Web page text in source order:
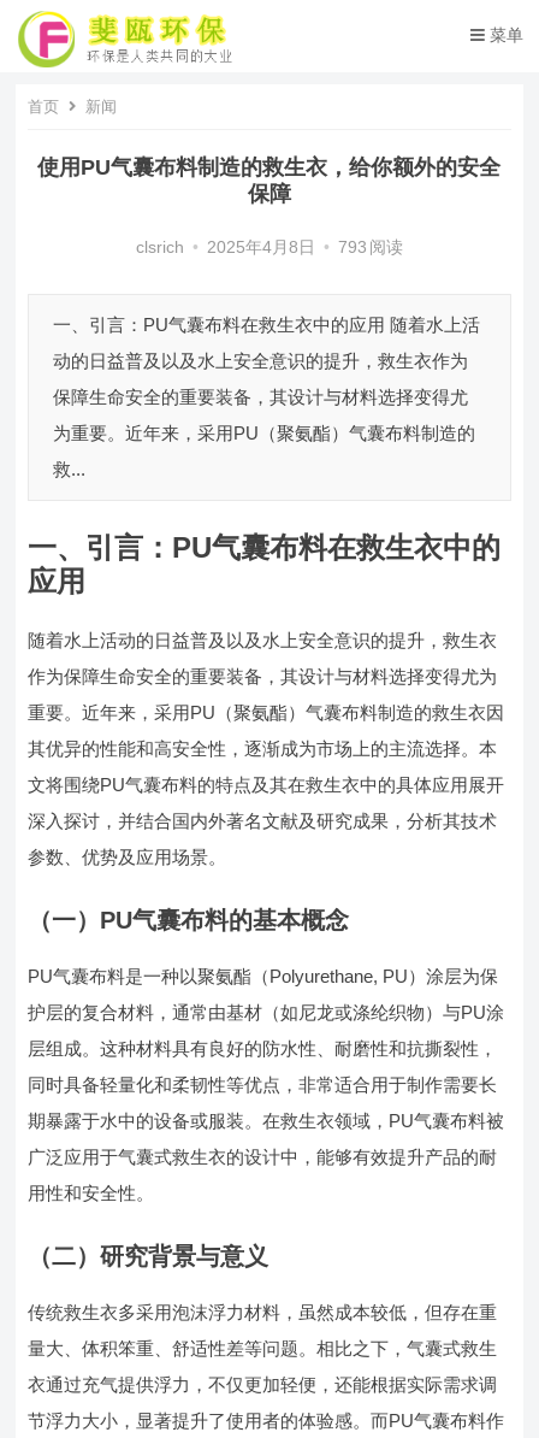
菜单
首页 新闻
使用PU气囊布料制造的救生衣，给你额外的安全
保障
clsrich • 2025年4月8日 • 793 阅读
一、引言：PU气囊布料在救生衣中的应用 随着水上活
动的日益普及以及水上安全意识的提升，救生衣作为
保障生命安全的重要装备，其设计与材料选择变得尤
为重要。近年来，采用PU（聚氨酯）气囊布料制造的
救...
一、引言：PU气囊布料在救生衣中的
应用
随着水上活动的日益普及以及水上安全意识的提升，救生衣
作为保障生命安全的重要装备，其设计与材料选择变得尤为
重要。近年来，采用PU（聚氨酯）气囊布料制造的救生衣因
其优异的性能和高安全性，逐渐成为市场上的主流选择。本
文将围绕PU气囊布料的特点及其在救生衣中的具体应用展开
深入探讨，并结合国内外著名文献及研究成果，分析其技术
参数、优势及应用场景。
（一）PU气囊布料的基本概念
PU气囊布料是一种以聚氨酯（Polyurethane, PU）涂层为保
护层的复合材料，通常由基材（如尼龙或涤纶织物）与PU涂
层组成。这种材料具有良好的防水性、耐磨性和抗撕裂性，
同时具备轻量化和柔韧性等优点，非常适合用于制作需要长
期暴露于水中的设备或服装。在救生衣领域，PU气囊布料被
广泛应用于气囊式救生衣的设计中，能够有效提升产品的耐
用性和安全性。
（二）研究背景与意义
传统救生衣多采用泡沫浮力材料，虽然成本较低，但存在重
量大、体积笨重、舒适性差等问题。相比之下，气囊式救生
衣通过充气提供浮力，不仅更加轻便，还能根据实际需求调
节浮力大小，显著提升了使用者的体验感。而PU气囊布料作